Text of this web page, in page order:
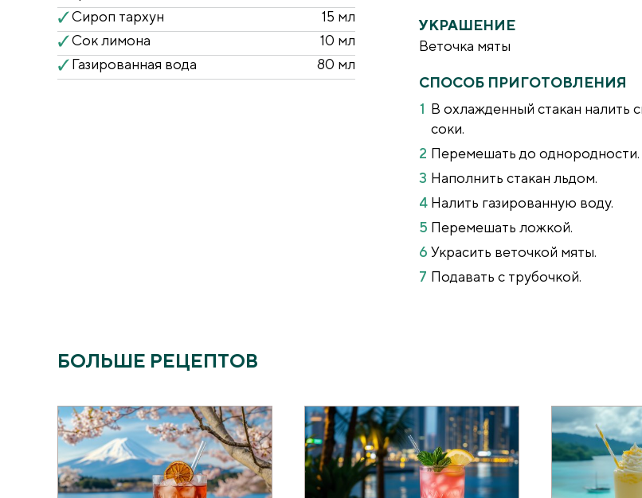
Сироп тархун
15 мл
Сок лимона
10 мл
Газированная вода
80 мл
УКРАШЕНИЕ
Веточка мяты
СПОСОБ ПРИГОТОВЛЕНИЯ
В охлажденный стакан налить
соки.
Перемешать до однородности.
Наполнить стакан льдом.
Налить газированную воду.
Перемешать ложкой.
Украсить веточкой мяты.
Подавать с трубочкой.
БОЛЬШЕ РЕЦЕПТОВ